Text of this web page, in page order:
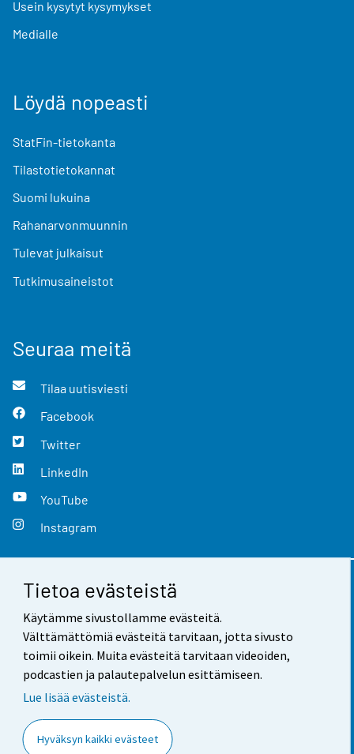
Tietoa evästeistä
Käytämme sivustollamme evästeitä.
Välttämättömiä evästeitä tarvitaan, jotta sivusto
toimii oikein. Muita evästeitä tarvitaan videoiden,
podcastien ja palautepalvelun esittämiseen.
Lue lisää evästeistä.
Hyväksyn kaikki evästeet
Usein kysytyt kysymykset
Medialle
Löydä nopeasti
StatFin-tietokanta
Tilastotietokannat
Suomi lukuina
Rahanarvonmuunnin
Tulevat julkaisut
Tutkimusaineistot
Seuraa meitä
Tilaa uutisviesti
Facebook
Twitter
LinkedIn
YouTube
Instagram
Yhteystiedot
Palaute
Käyttöehdot
Saavutettavuus